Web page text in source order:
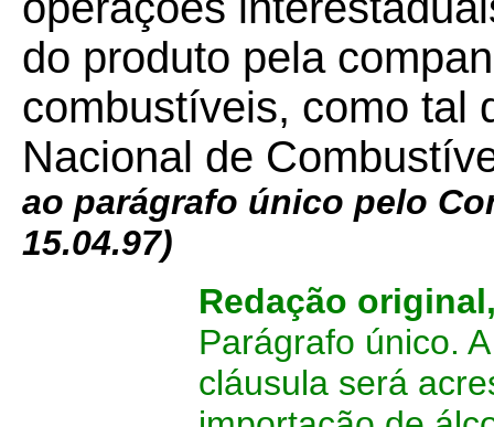
do produto pela
combustíveis, como tal
Nacional de
ao parágrafo único pelo
15.04.97)
Redação
Parágrafo único.
cláusula será